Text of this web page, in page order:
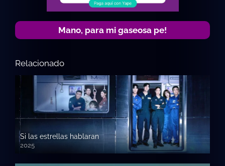
Mano, para mi gaseosa pe!
Relacionado
Si las estrellas hablaran
2025